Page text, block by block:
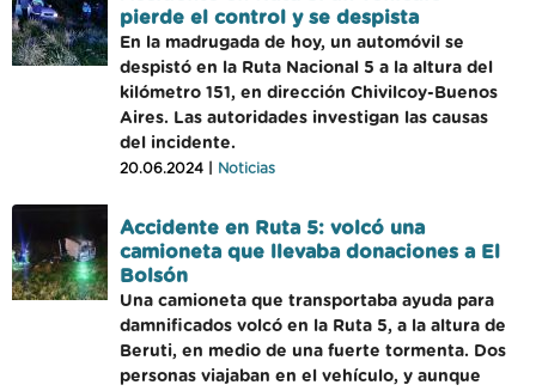
pierde el control y se despista
En la madrugada de hoy, un automóvil se
despistó en la Ruta Nacional 5 a la altura del
kilómetro 151, en dirección Chivilcoy-Buenos
Aires. Las autoridades investigan las causas
del incidente.
20.06.2024 | Noticias
Accidente en Ruta 5: volcó una
camioneta que llevaba donaciones a El
Bolsón
Una camioneta que transportaba ayuda para
damnificados volcó en la Ruta 5, a la altura de
Beruti, en medio de una fuerte tormenta. Dos
personas viajaban en el vehículo, y aunque